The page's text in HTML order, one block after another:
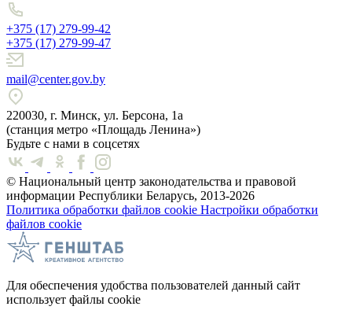
+375 (17) 279-99-42
+375 (17) 279-99-47
mail@center.gov.by
220030, г. Минск, ул. Берсона, 1а
(станция метро «Площадь Ленина»)
Будьте с нами в соцсетях
© Национальный центр законодательства и правовой
информации Республики Беларусь, 2013-2026
Политика обработки файлов cookie Настройки обработки
файлов cookie
Для обеспечения удобства пользователей данный сайт
использует файлы cookie